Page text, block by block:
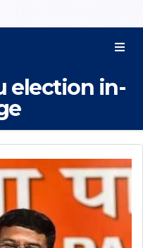
election in-